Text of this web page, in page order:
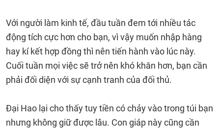
Với người làm kinh tế, đầu tuần đem tới nhiều tác
động tích cực hơn cho bạn, vì vậy muốn nhập hàng
hay kí kết hợp đồng thì nên tiến hành vào lúc này.
Cuối tuần mọi việc sẽ trở nên khó khăn hơn, bạn cần
phải đối diện với sự cạnh tranh của đối thủ.
Đại Hao lại cho thấy tuy tiền có chảy vào trong túi bạn
nhưng không giữ được lâu. Con giáp này cũng cần